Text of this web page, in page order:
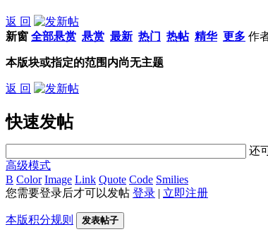
返 回
新窗 全部悬赏 悬赏 最新 热门 热帖 精华 更多 作
本版块或指定的范围内尚无主题
返 回
快速发帖
还
高级模式
B Color Image Link Quote Code Smilies
您需要登录后才可以发帖 登录 | 立即注册
本版积分规则 发表帖子